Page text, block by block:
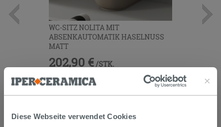
Diese Webseite verwendet Cookies
WC-SITZ NOLITA MIT
ABSENKAUTOMATIK HASELNUSS
MATT
202,90 € /STK.
Im Geschäft oder über den